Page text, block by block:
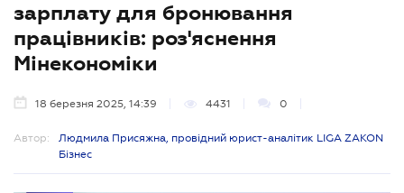
зарплату для бронювання
працівників: роз'яснення
Мінекономіки
18 березня 2025, 14:39 4431 0
Автор:
Людмила Присяжна, провідний юрист-аналітик LIGA ZAKON
Бізнес